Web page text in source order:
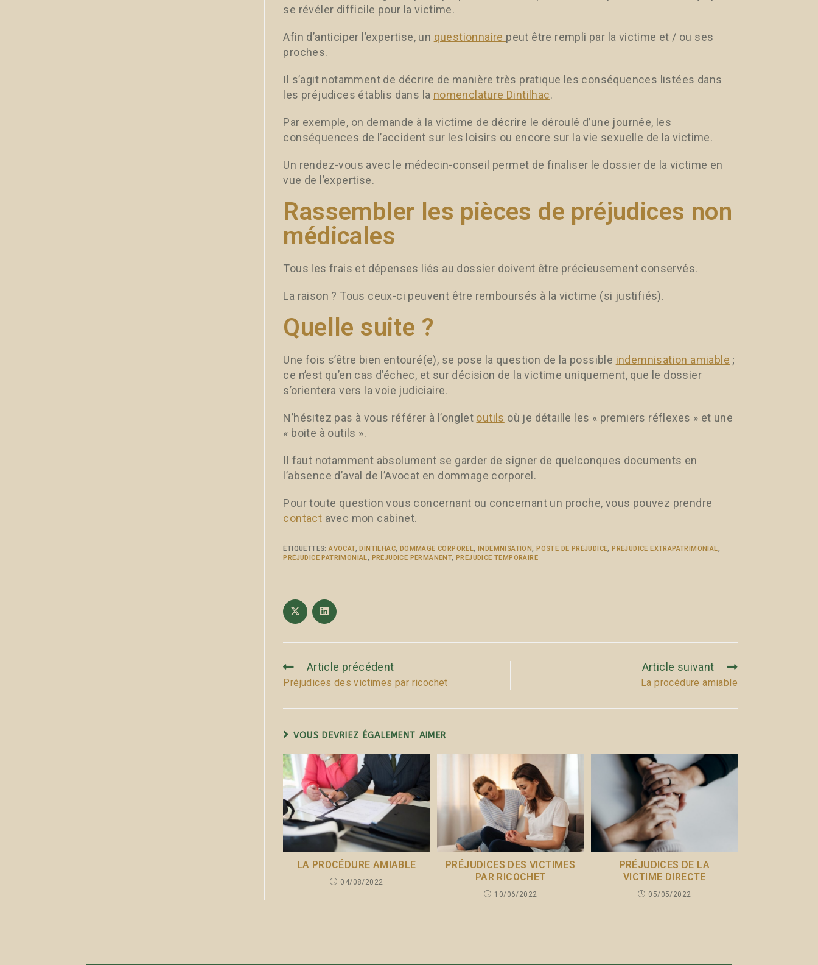
se révéler difficile pour la victime.
Afin d’anticiper l’expertise, un questionnaire peut être rempli par la victime et / ou ses
proches.
Il s’agit notamment de décrire de manière très pratique les conséquences listées dans
les préjudices établis dans la nomenclature Dintilhac.
Par exemple, on demande à la victime de décrire le déroulé d’une journée, les
conséquences de l’accident sur les loisirs ou encore sur la vie sexuelle de la victime.
Un rendez-vous avec le médecin-conseil permet de finaliser le dossier de la victime en
vue de l’expertise.
Rassembler les pièces de préjudices non
médicales
Tous les frais et dépenses liés au dossier doivent être précieusement conservés.
La raison ? Tous ceux-ci peuvent être remboursés à la victime (si justifiés).
Quelle suite ?
Une fois s’être bien entouré(e), se pose la question de la possible indemnisation amiable ;
ce n’est qu’en cas d’échec, et sur décision de la victime uniquement, que le dossier
s’orientera vers la voie judiciaire.
N’hésitez pas à vous référer à l’onglet outils où je détaille les « premiers réflexes » et une
« boite à outils ».
Il faut notamment absolument se garder de signer de quelconques documents en
l’absence d’aval de l’Avocat en dommage corporel.
Pour toute question vous concernant ou concernant un proche, vous pouvez prendre
contact avec mon cabinet.
ÉTIQUETTES:AVOCAT, DINTILHAC, DOMMAGE CORPOREL, INDEMNISATION, POSTE DE PRÉJUDICE, PRÉJUDICE EXTRAPATRIMONIAL,
PRÉJUDICE PATRIMONIAL, PRÉJUDICE PERMANENT, PRÉJUDICE TEMPORAIRE
Article précédent
Préjudices des victimes par ricochet
Article suivant
La procédure amiable
VOUS DEVRIEZ ÉGALEMENT AIMER
LA PROCÉDURE AMIABLE
04/08/2022
PRÉJUDICES DES VICTIMES
PAR RICOCHET
10/06/2022
PRÉJUDICES DE LA
VICTIME DIRECTE
05/05/2022